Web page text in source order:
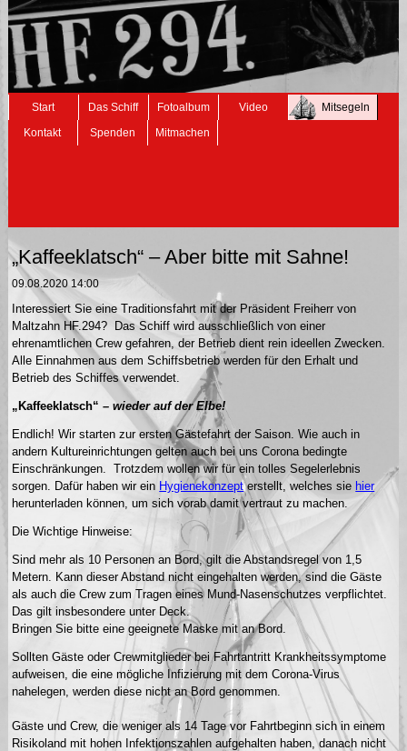
Navigation
überspringen
Start Das Schiff Fotoalbum Video
Mitsegeln
Kontakt
Spenden Mitmachen
„Kaffeeklatsch“ – Aber bitte mit Sahne!
09.08.2020 14:00
Interessiert Sie eine Traditionsfahrt mit der Präsident Freiherr von
Maltzahn HF.294? Das Schiff wird ausschließlich von einer
ehrenamtlichen Crew gefahren, der Betrieb dient rein ideellen Zwecken.
Alle Einnahmen aus dem Schiffsbetrieb werden für den Erhalt und
Betrieb des Schiffes verwendet.
„Kaffeeklatsch“– wieder auf der Elbe!
Endlich! Wir starten zur ersten Gästefahrt der Saison. Wie auch in
andern Kultureinrichtungen gelten auch bei uns Corona bedingte
Einschränkungen. Trotzdem wollen wir für ein tolles Segelerlebnis
sorgen. Dafür haben wir ein Hygienekonzepterstellt, welches sie hier
herunterladen können, um sich vorab damit vertraut zu machen.
Die Wichtige Hinweise:
Sind mehr als 10 Personen an Bord, gilt die Abstandsregel von 1,5
Metern. Kann dieser Abstand nicht eingehalten werden, sind die Gäste
als auch die Crew zum Tragen eines Mund-Nasenschutzes verpflichtet.
Das gilt insbesondere unter Deck.
Bringen Sie bitte eine geeignete Maske mit an Bord.
Sollten Gäste oder Crewmitglieder bei Fahrtantritt Krankheitssymptome
aufweisen, die eine mögliche Infizierung mit dem Corona-Virus
nahelegen, werden diese nicht an Bord genommen.
Gäste und Crew, die weniger als 14 Tage vor Fahrtbeginn sich in einem
Risikoland mit hohen Infektionszahlen aufgehalten haben, danach nicht